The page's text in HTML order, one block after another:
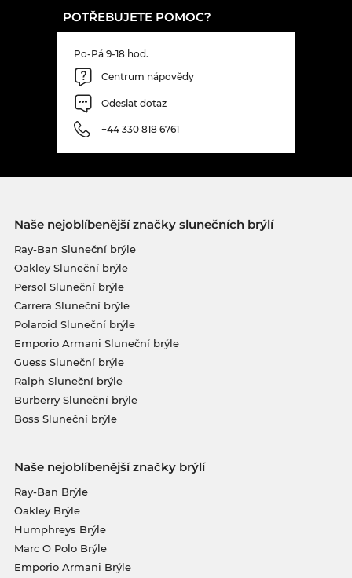
POTŘEBUJETE POMOC?
Po-Pá 9-18 hod.
Centrum nápovědy
Odeslat dotaz
+44 330 818 6761
Naše nejoblíbenější značky slunečních brýlí
Ray-Ban Sluneční brýle
Oakley Sluneční brýle
Persol Sluneční brýle
Carrera Sluneční brýle
Polaroid Sluneční brýle
Emporio Armani Sluneční brýle
Guess Sluneční brýle
Ralph Sluneční brýle
Burberry Sluneční brýle
Boss Sluneční brýle
Naše nejoblíbenější značky brýlí
Ray-Ban Brýle
Oakley Brýle
Humphreys Brýle
Marc O Polo Brýle
Emporio Armani Brýle